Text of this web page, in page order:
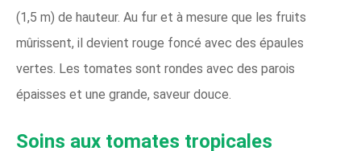
(1,5 m) de hauteur. Au fur et à mesure que les fruits
mûrissent, il devient rouge foncé avec des épaules
vertes. Les tomates sont rondes avec des parois
épaisses et une grande, saveur douce.
Soins aux tomates tropicales